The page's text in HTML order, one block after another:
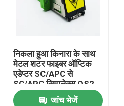
कारखाना भ्रमण
गुणवत्ता नियंत्रण
निकला हुआ किनारा के साथ
मेटल शटर फाइबर ऑप्टिक
एडेप्टर SC/APC से
SC/APC सिम्पलेक्स OS2
सिंगल मोड
जांच भेजें